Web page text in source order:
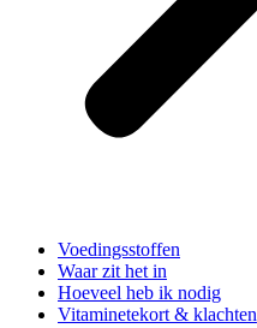
Voedingsstoffen
Waar zit het in
Hoeveel heb ik nodig
Vitaminetekort & klachten